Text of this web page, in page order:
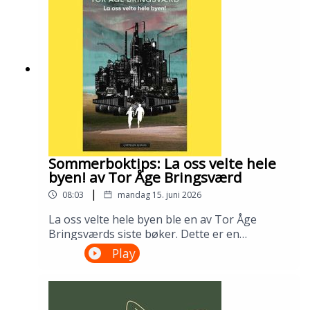
bibliotek i april 2026.Medvirkende: Tomas
Gustafsson og Ingris Bie
HelgesenProduksjon: Åsmund Ådnøy.Alt om
Sølvberget: https://www.sølvberget.no
Sommerboktips: La oss velte hele
byen! av Tor Åge Bringsværd
08:03 | mandag 15. juni 2026
La oss velte hele byen ble en av Tor Åge
Bringsværds siste bøker. Dette er en
dystopisk ungdomsroman fra en ødelagt og
urettferdig verden. Men den er slett ikke uten
håp. Lån den på biblioteket ditt!---Innspilt på
Ellen Vinje og Åsmund Ådnøy.Produksjon:
Play